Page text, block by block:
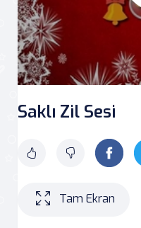
Saklı Zil Sesi
Tam Ekran